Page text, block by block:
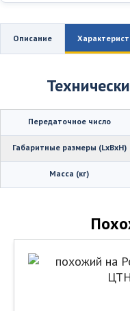
Описание
Передаточное число
Габаритные размеры (LхBхH)
Масса (кг)